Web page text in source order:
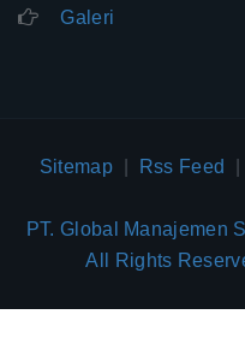
Galeri
Sitemap Rss Feed
PT. Global Manajemen
All Rights